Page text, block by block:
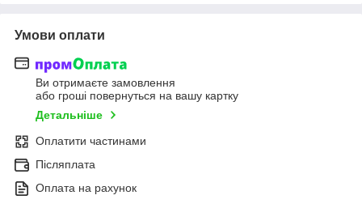
Умови оплати
Ви отримаєте замовлення
або гроші повернуться на вашу картку
Детальніше
Оплатити частинами
Післяплата
Оплата на рахунок